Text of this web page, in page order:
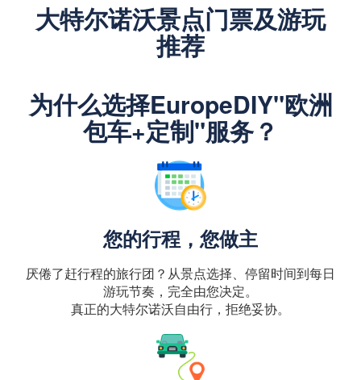
大特尔诺沃景点门票及游玩
推荐
为什么选择EuropeDIY"欧洲
包车+定制"服务？
您的行程，您做主
厌倦了赶行程的旅行团？从景点选择、停留时间到每日
游玩节奏，完全由您决定。
真正的大特尔诺沃自由行，拒绝妥协。